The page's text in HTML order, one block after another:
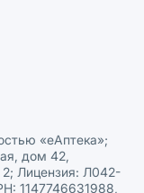
данных
«еАптека»;
дом 42,
Лицензия: Л042-
1147746631988,